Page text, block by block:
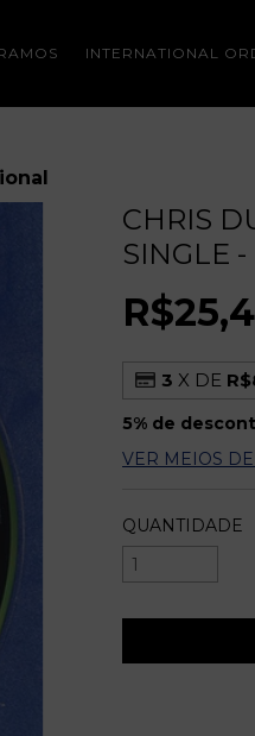
INTERNATIONAL
CHRIS
SINGLE
3 X DE
5% de
VER MEIOS
QUANTIDADE